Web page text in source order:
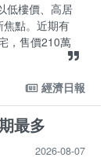
低樓價、高居
點。近期有
，售價210萬
經濟日報
最多
2026-08-07